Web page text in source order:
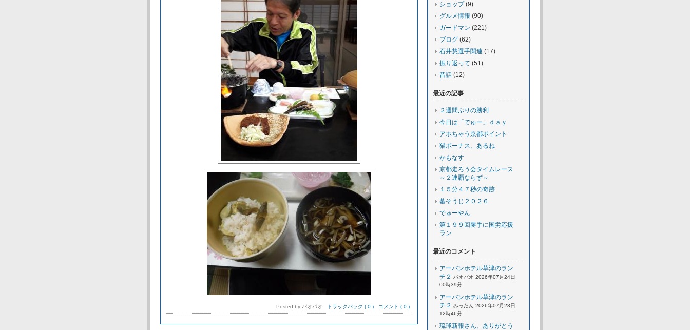
Posted by パオパオ トラックバック ( 0 ) コメント ( 0 )
ショップ(9)
グルメ情報 (90)
ガードマン (221)
ブログ (62)
石井慧選手関連 (17)
振り返って (51)
昔話 (12)
最近の記事
２週間ぶりの勝利
今日は「でゅー」ｄａｙ
アホちゃう京都ポイント
猫ボーナス、あるね
かもなす
京都走ろう会タイムレース
～２連覇ならず～
１５分４７秒の奇跡
墓そうじ２０２６
でゅーやん
第１９９回勝手に国労応援
ラン
最近のコメント
アーバンホテル草津のラン
チ２
パオパオ 2026年07月24日
00時39分
アーバンホテル草津のラン
チ２ みったん 2026年07月23日
12時46分
琉球新報さん、ありがとう